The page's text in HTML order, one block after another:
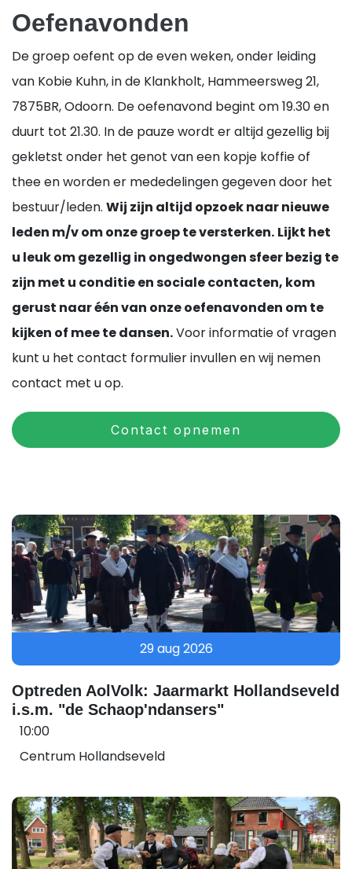
Oefenavonden
De groep oefent op de even weken, onder leiding
van Kobie Kuhn, in de Klankholt, Hammeersweg 21,
7875BR, Odoorn. De oefenavond begint om 19.30 en
duurt tot 21.30. In de pauze wordt er altijd gezellig bij
gekletst onder het genot van een kopje koffie of
thee en worden er mededelingen gegeven door het
bestuur/leden. Wij zijn altijd opzoek naar nieuwe
leden m/v om onze groep te versterken. Lijkt het
u leuk om gezellig in ongedwongen sfeer bezig te
zijn met u conditie en sociale contacten, kom
gerust naar één van onze oefenavonden om te
kijken of mee te dansen.Voor informatie of vragen
kunt u het contact formulier invullen en wij nemen
contact met u op.
Contact opnemen
29 aug 2026
Optreden AolVolk: Jaarmarkt Hollandseveld
i.s.m. "de Schaop'ndansers"
10:00
Centrum Hollandseveld